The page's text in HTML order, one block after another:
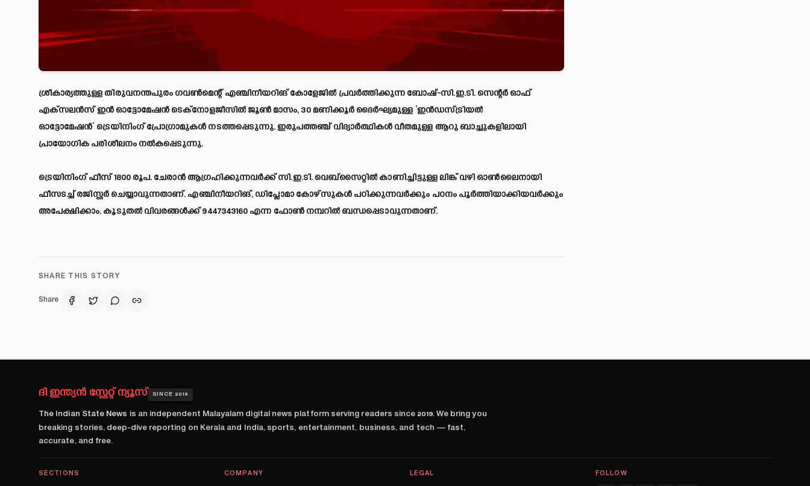
ശ്രീകാര്യത്തുള്ള തിരുവനന്തപുരം ഗവൺമെന്റ് എഞ്ചിനീയറിങ് കോളേജിൽ പ്രവർത്തിക്കുന്ന ബോഷ്-സി.ഇ.ടി. സെന്റർ ഓഫ്
എക്‌സലൻസ് ഇൻ ഓട്ടോമേഷൻ ടെക്‌നോളജീസിൽ ജൂൺ മാസം, 30 മണിക്കൂർ ദൈർഘ്യമുള്ള ‘ഇൻഡസ്ട്രിയൽ
ഓട്ടോമേഷൻ’ ട്രെയിനിംഗ് പ്രോഗ്രാമുകൾ നടത്തപ്പെടുന്നു. ഇരുപത്തഞ്ച് വിദ്യാർത്ഥികൾ വീതമുള്ള ആറു ബാച്ചുകളിലായി
പ്രായോഗിക പരിശീലനം നൽകപ്പെടുന്നു.
ട്രെയിനിംഗ് ഫീസ് 1800 രൂപ. ചേരാൻ ആഗ്രഹിക്കുന്നവർക്ക് സി.ഇ.ടി. വെബ്‌സൈറ്റിൽ കാണിച്ചിട്ടുള്ള ലിങ്ക് വഴി ഓൺലൈനായി
ഫീസടച്ച് രജിസ്റ്റർ ചെയ്യാവുന്നതാണ്. എഞ്ചിനീയറിങ്, ഡിപ്ലോമാ കോഴ്‌സുകൾ പഠിക്കുന്നവർക്കും പഠനം പൂർത്തിയാക്കിയവർക്കും
അപേക്ഷിക്കാം. കൂടുതൽ വിവരങ്ങൾക്ക് 9447343160 എന്ന ഫോൺ നമ്പറിൽ ബന്ധപ്പെടാവുന്നതാണ്.
SHARE THIS STORY
Share
ദി ഇന്ത്യൻ സ്റ്റേറ്റ് ന്യൂസ് SINCE 2019
The Indian State News is an independent Malayalam digital news platform serving readers since 2019. We bring you
breaking stories, deep-dive reporting on Kerala and India, sports, entertainment, business, and tech — fast,
accurate, and free.
SECTIONS COMPANY LEGAL FOLLOW